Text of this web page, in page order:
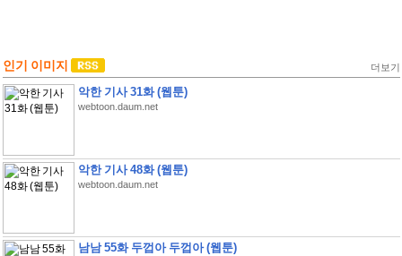
인기 이미지 더보기
악한 기사 31화 (웹툰)
webtoon.daum.net
악한 기사 48화 (웹툰)
webtoon.daum.net
남남 55화 두껍아 두껍아 (웹툰)